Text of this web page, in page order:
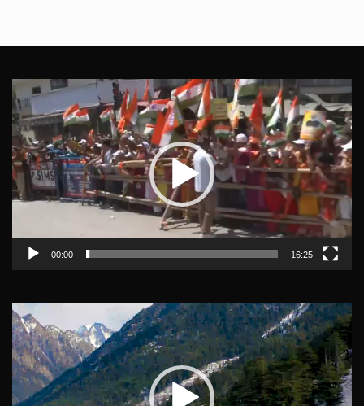
Video
Player
00:00 16:25
Video
Player